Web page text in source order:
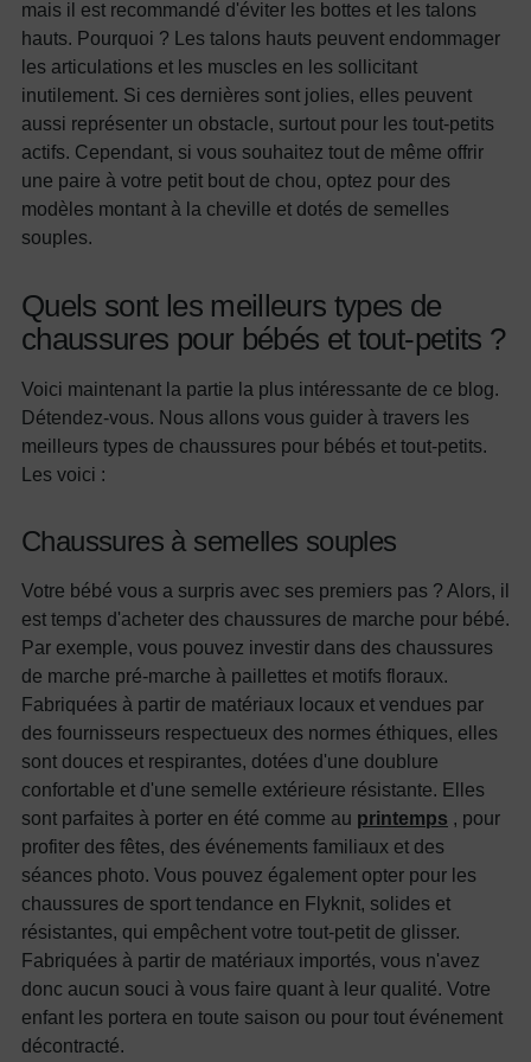
mais il est recommandé d'éviter les bottes et les talons
hauts. Pourquoi ? Les talons hauts peuvent endommager
les articulations et les muscles en les sollicitant
inutilement. Si ces dernières sont jolies, elles peuvent
aussi représenter un obstacle, surtout pour les tout-petits
actifs. Cependant, si vous souhaitez tout de même offrir
une paire à votre petit bout de chou, optez pour des
modèles montant à la cheville et dotés de semelles
souples.
Quels sont les meilleurs types de
chaussures pour bébés et tout-petits ?
Voici maintenant la partie la plus intéressante de ce blog.
Détendez-vous. Nous allons vous guider à travers les
meilleurs types de chaussures pour bébés et tout-petits.
Les voici :
Chaussures à semelles souples
Votre bébé vous a surpris avec ses premiers pas ? Alors, il
est temps d'acheter des chaussures de marche pour bébé.
Par exemple, vous pouvez investir dans des chaussures
de marche pré-marche à paillettes et motifs floraux.
Fabriquées à partir de matériaux locaux et vendues par
des fournisseurs respectueux des normes éthiques, elles
sont douces et respirantes, dotées d'une doublure
confortable et d'une semelle extérieure résistante. Elles
sont parfaites à porter en été comme au printemps , pour
profiter des fêtes, des événements familiaux et des
séances photo. Vous pouvez également opter pour les
chaussures de sport tendance en Flyknit, solides et
résistantes, qui empêchent votre tout-petit de glisser.
Fabriquées à partir de matériaux importés, vous n'avez
donc aucun souci à vous faire quant à leur qualité. Votre
enfant les portera en toute saison ou pour tout événement
décontracté.